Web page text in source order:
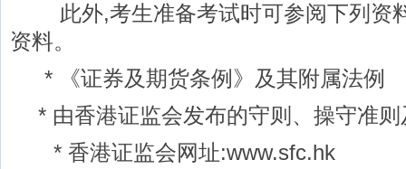
此外,考生准备考试时可参阅下列资
资料。
* 《证券及期货条例》及其附属法例
* 由香港证监会发布的守则、操守准则
* 香港证监会网址:www.sfc.hk